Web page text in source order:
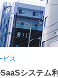
ビス
システム